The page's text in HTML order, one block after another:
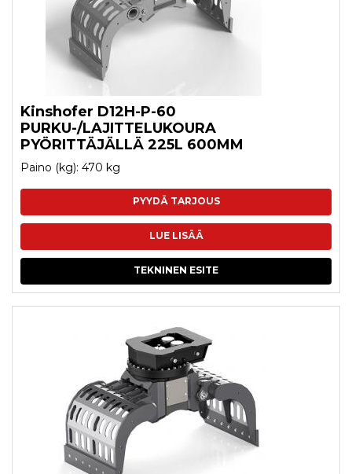
Kinshofer D12H-P-60
PURKU-/LAJITTELUKOURA
PYÖRITTÄJÄLLÄ 225L 600MM
Paino (kg): 470 kg
PYYDÄ TARJOUS
LUE LISÄÄ
TEKNINEN ESITE